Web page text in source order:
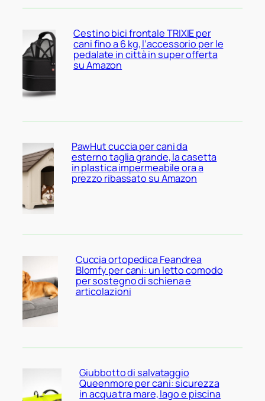
Cestino bici frontale TRIXIE per
cani fino a 6 kg, l’accessorio per le
pedalate in città in super offerta
su Amazon
PawHut cuccia per cani da
esterno taglia grande, la casetta
in plastica impermeabile ora a
prezzo ribassato su Amazon
Cuccia ortopedica Feandrea
Blomfy per cani: un letto comodo
per sostegno di schiena e
articolazioni
Giubbotto di salvataggio
Queenmore per cani: sicurezza
in acqua tra mare, lago e piscina